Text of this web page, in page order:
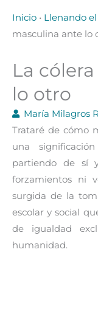
Inicio • Llenando
masculina ante lo
La
lo otro
María Milagros
Trataré de cómo
una
partiendo de sí
forzamientos ni
surgida de la
escolar y social
de igualdad
humanidad.